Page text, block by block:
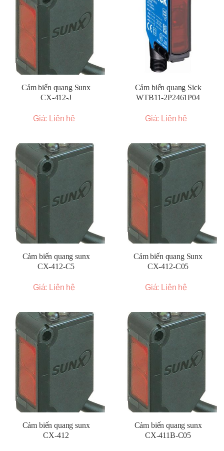
Cảm biến quang Sunx
CX-412-J
Giá: Liên hệ
Cảm biến quang Sick
WTB11-2P2461P04
Giá: Liên hệ
Cảm biến quang sunx
CX-412-C5
Giá: Liên hệ
Cảm biến quang Sunx
CX-412-C05
Giá: Liên hệ
Cảm biến quang sunx
CX-412
Cảm biến quang sunx
CX-411B-C05